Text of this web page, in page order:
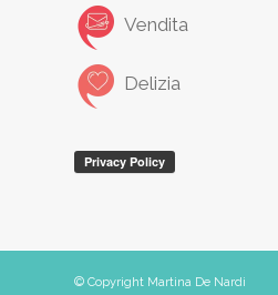
Vendita
Delizia
© Copyright Martina De Nardi